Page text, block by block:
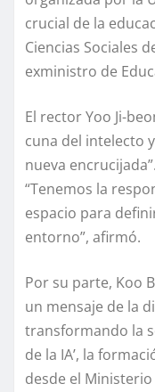
crucial de la
Ciencias Sociales
exministro de
El rector Yoo Ji-
cuna del intelecto
nueva
“Tenemos la
espacio para
entorno”, afirmó.
Por su parte, Koo
un mensaje de la
transformando la
de la IA’, la
desde el